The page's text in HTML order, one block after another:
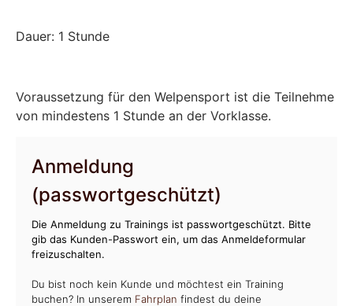
Dauer: 1 Stunde
Voraussetzung für den Welpensport ist die Teilnehme
von mindestens 1 Stunde an der Vorklasse.
Anmeldung
(passwortgeschützt)
Die Anmeldung zu Trainings ist passwortgeschützt. Bitte
gib das Kunden-Passwort ein, um das Anmeldeformular
freizuschalten.
Du bist noch kein Kunde und möchtest ein Training
buchen? In unserem Fahrplan findest du deine